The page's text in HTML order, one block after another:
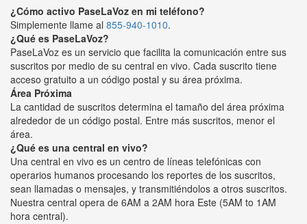
¿Cómo activo PaseLaVoz en mi teléfono?
Simplemente llame al 855-940-1010.
¿Qué es PaseLaVoz?
PaseLaVoz es un servicio que facilita la comunicación entre sus
suscritos por medio de su central en vivo. Cada suscrito tiene
acceso gratuito a un código postal y su área próxima.
Área Próxima
La cantidad de suscritos determina el tamaño del área próxima
alrededor de un código postal. Entre más suscritos, menor el
área.
¿Qué es una central en vivo?
Una central en vivo es un centro de líneas telefónicas con
operarios humanos procesando los reportes de los suscritos,
sean llamadas o mensajes, y transmitiéndolos a otros suscritos.
Nuestra central opera de 6AM a 2AM hora Este (5AM to 1AM
hora central).